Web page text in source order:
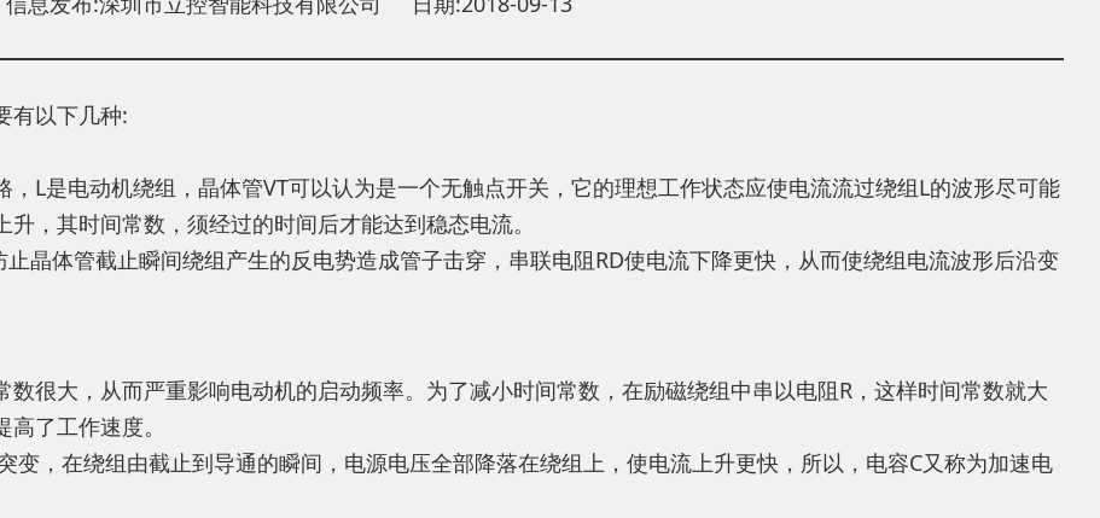
有以下几种:
L是电动机绕组，晶体管VT可以认为是一个无触点开关，它的理想工作状态应使电流流过绕组L的波形尽可能
，其时间常数，须经过的时间后才能达到稳态电流。
晶体管截止瞬间绕组产生的反电势造成管子击穿，串联电阻RD使电流下降更快，从而使绕组电流波形后沿变
很大，从而严重影响电动机的启动频率。为了减小时间常数，在励磁绕组中串以电阻R，这样时间常数就大
了工作速度。
变，在绕组由截止到导通的瞬间，电源电压全部降落在绕组上，使电流上升更快，所以，电容C又称为加速电